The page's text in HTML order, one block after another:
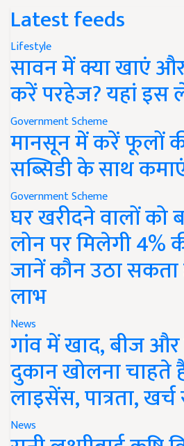
Latest feeds
Lifestyle
सावन में क्या खाएं
करें परहेज? यहां इस
Government Scheme
मानसून में करें फूलों
सब्सिडी के साथ
Government Scheme
घर खरीदने वालों को
लोन पर मिलेगी 4%
जानें कौन उठा सकता
लाभ
News
गांव में खाद, बीज
दुकान खोलना चाहते
लाइसेंस, पात्रता,
News